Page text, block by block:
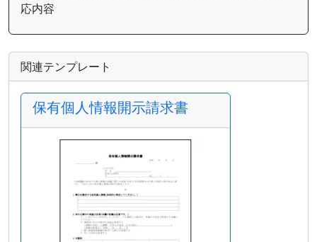
応内容
関連テンプレート
保有個人情報開示請求書